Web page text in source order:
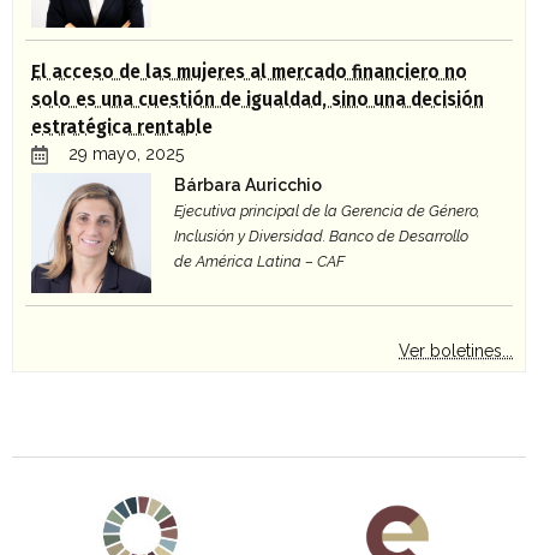
El acceso de las mujeres al mercado financiero no
solo es una cuestión de igualdad, sino una decisión
estratégica rentable
29 mayo, 2025
Bárbara Auricchio
Ejecutiva principal de la Gerencia de Género,
Inclusión y Diversidad. Banco de Desarrollo
de América Latina – CAF
Ver boletines...